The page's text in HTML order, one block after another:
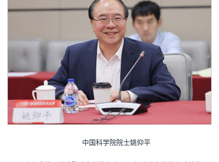
中国科学院院士姚仰平